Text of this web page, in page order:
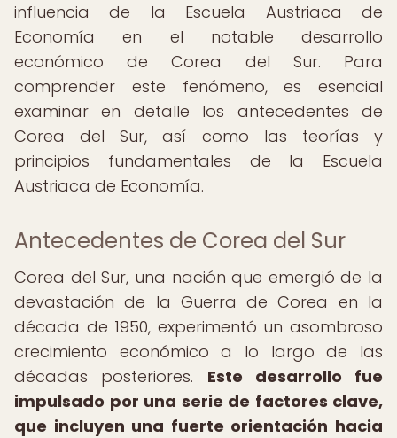
influencia de la Escuela Austriaca de
Economía en el notable desarrollo
económico de Corea del Sur. Para
comprender este fenómeno, es esencial
examinar en detalle los antecedentes de
Corea del Sur, así como las teorías y
principios fundamentales de la Escuela
Austriaca de Economía.
Antecedentes de Corea del Sur
Corea del Sur, una nación que emergió de la
devastación de la Guerra de Corea en la
década de 1950, experimentó un asombroso
crecimiento económico a lo largo de las
décadas posteriores. Este desarrollo fue
impulsado por una serie de factores clave,
que incluyen una fuerte orientación hacia